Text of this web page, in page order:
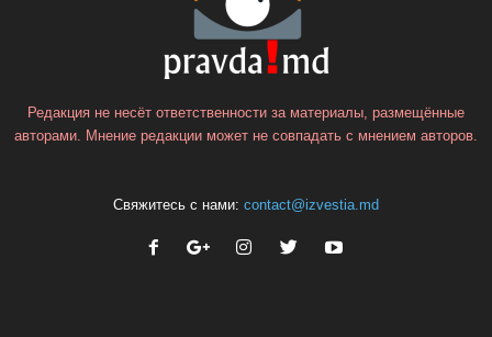
Редакция не несёт ответственности за материалы, размещённые
авторами. Мнение редакции может не совпадать с мнением авторов.
Свяжитесь с нами: contact@izvestia.md